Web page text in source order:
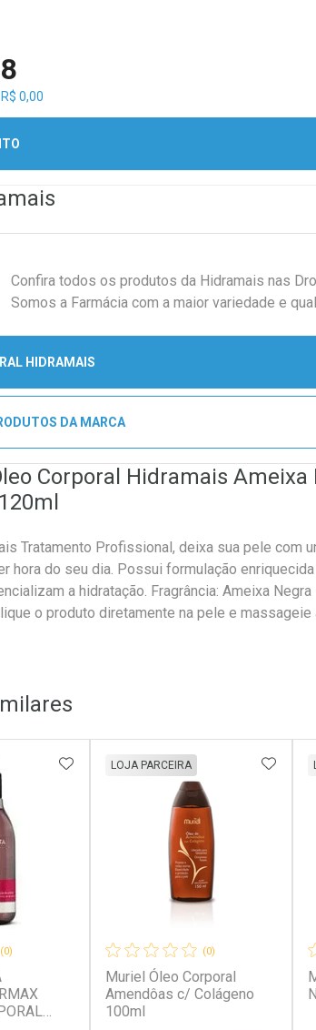
R$ 0,00
Confira todos os produtos da Hidramais nas
Somos a Farmácia com a maior variedade e
HIDRAMAIS
DA MARCA
Corporal Hidramais Ameixa
Tratamento Profissional, deixa sua pele com
hora do seu dia. Possui formulação
a hidratação. Fragrância: Ameixa
o produto diretamente na pele e
(0)
ADICIONAR AOS FAVORITOS
(0)
Muriel Óleo Corporal
Amendôas c/ Colágeno
100ml
LOJA PARCEIRA